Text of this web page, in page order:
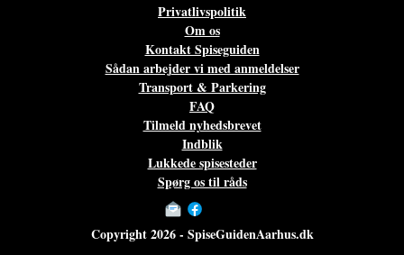
Privatlivspolitik
Om os
Kontakt Spiseguiden
Sådan arbejder vi med anmeldelser
Transport & Parkering
FAQ
Tilmeld nyhedsbrevet
Indblik
Lukkede spisesteder
Spørg os til råds
Copyright 2026 - SpiseGuidenAarhus.dk